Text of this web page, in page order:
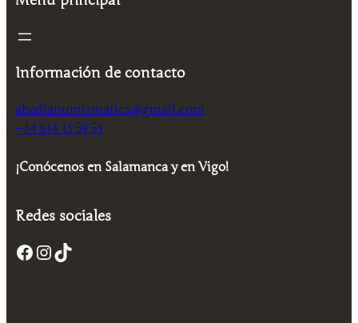
Información de contacto
abadianumismatica@gmail.com
+34 614 13 59 53
¡Conócenos en Salamanca y en Vigo!
Redes sociales
Facebook InstagramTikTok